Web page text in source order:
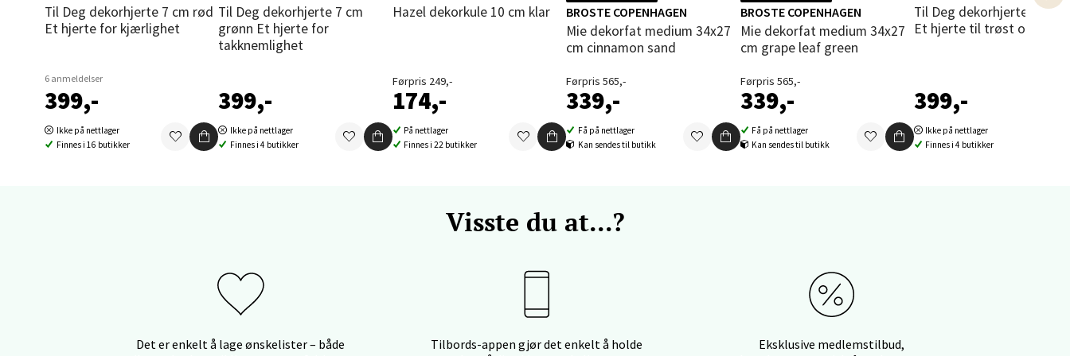
Til Deg dekorhjerte 7 cm rød
Et hjerte for kjærlighet
6 anmeldelser
399,-
Ikke på nettlager
Finnes i 16 butikker
Til Deg dekorhjerte 7 cm
grønn Et hjerte for
takknemlighet
399,-
Ikke på nettlager
Finnes i 4 butikker
Hazel dekorkule 10 cm klar
Førpris 249,-
174,-
På nettlager
Finnes i 22 butikker
BROSTE COPENHAGEN
Mie dekorfat medium 34x27
cm cinnamon sand
Førpris 565,-
339,-
Få på nettlager
Kan sendes til butikk
BROSTE COPENHAGEN
Mie dekorfat medium 34x27
cm grape leaf green
Førpris 565,-
339,-
Få på nettlager
Kan sendes til butikk
Til Deg dekorhjerte 7 cm blå
Et hjerte til trøst og
399,-
Ikke på nettlager
Finnes i 4 butikker
Visste du at...?
Det er enkelt å lage ønskelister – både
Tilbords-appen gjør det enkelt å holde
Eksklusive medlemstilbud,
Thon Senter Orkanger, Orkdalsveien 113, 7300 Orkanger
Åpent i dag 09-20
Velg
Sandvika - Thon Senter Sandvika
Brodtkorbsgate 7, 1338 Sandvika
0 i butikk